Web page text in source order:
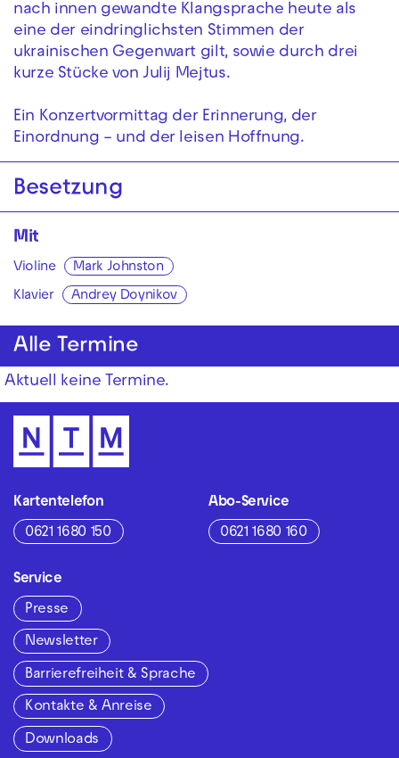
nach innen gewandte Klangsprache heute als
eine der eindringlichsten Stimmen der
ukrainischen Gegenwart gilt, sowie durch drei
kurze Stücke von Julij Mejtus.
Ein Konzertvormittag der Erinnerung, der
Einordnung – und der leisen Hoffnung.
Besetzung
Mit
Violine Mark Johnston
Klavier Andrey Doynikov
Alle Termine
Aktuell keine Termine.
Kartentelefon
0621 1680 150
Abo-Service
0621 1680 160
Service
Presse
Newsletter
Barrierefreiheit & Sprache
Kontakte & Anreise
Downloads